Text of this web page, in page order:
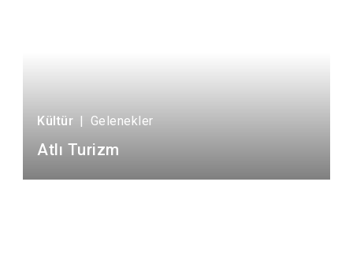
Kültür | Gelenekler
Atlı Turizm